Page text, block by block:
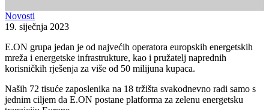
Novosti
19. siječnja 2023
E.ON grupa jedan je od najvećih operatora europskih energetskih
mreža i energetske infrastrukture, kao i pružatelj naprednih
korisničkih rješenja za više od 50 milijuna kupaca.
Naših 72 tisuće zaposlenika na 18 tržišta svakodnevno radi samo s
jednim ciljem da E.ON postane platforma za zelenu energetsku